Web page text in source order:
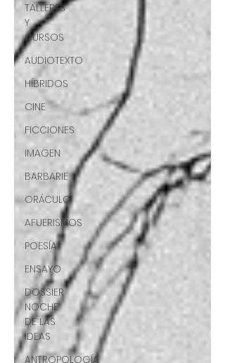
TALLERES
Y
CURSOS
AUDIOTEXTO
HÍBRIDOS
CINE
FICCIONES
IMAGEN
BARBARIE
ORÁCULO
AFUERISMOS
POESÍA
ENSAYO
DOSSIER
NOCHE
DE LAS
IDEAS
ANTROPOLOGÍA